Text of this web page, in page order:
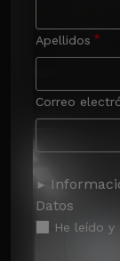
Apellidos
Correo
Datos
He leído